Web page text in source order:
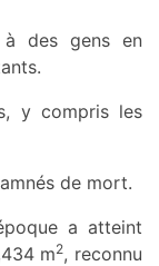
des gens en
y compris les
de mort.
a atteint
m2, reconnu